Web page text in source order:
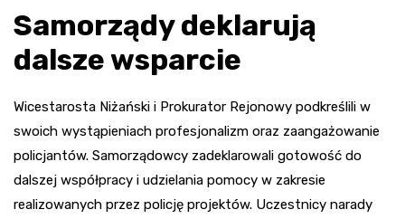
Samorządy deklarują
dalsze wsparcie
Wicestarosta Niżański i Prokurator Rejonowy podkreślili w
swoich wystąpieniach profesjonalizm oraz zaangażowanie
policjantów. Samorządowcy zadeklarowali gotowość do
dalszej współpracy i udzielania pomocy w zakresie
realizowanych przez policję projektów. Uczestnicy narady